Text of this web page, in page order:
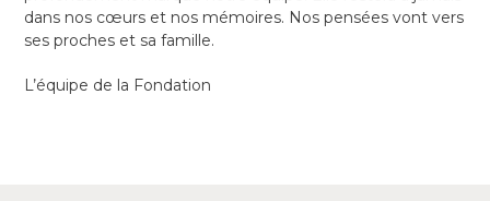
dans nos cœurs et nos mémoires. Nos pensées vont vers
ses proches et sa famille.
L’équipe de la Fondation